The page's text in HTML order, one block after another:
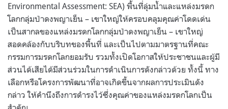
Environmental Assessment: SEA) พื้นที่ลุ่มน้ำและแหล่งมรดก
โลกกลุ่มป่าดงพญาเย็น – เขาใหญ่ให้ครอบคลุมคุณค่าโดดเด่น
เป็นสากลของแหล่งมรดกโลกกลุ่มป่าดงพญาเย็น – เขาใหญ่
สอดคล้องกับบริบทของพื้นที่ และเป็นไปตามมาตรฐานที่คณะ
กรรมการมรดกโลกยอมรับ รวมทั้งเปิดโอกาสให้ประชาชนและผู้มี
ส่วนได้เสียได้มีส่วนร่วมในการดำเนินการดังกล่าวด้วย ทั้งนี้ ทาง
เลือกหรือโครงการพัฒนาที่อาจเกิดขึ้นจากผลการประเมินดัง
กล่าว ให้คำนึงถึงการดำรงไว้ซึ่งคุณค่าของแหล่งมรดกโลกเป็น